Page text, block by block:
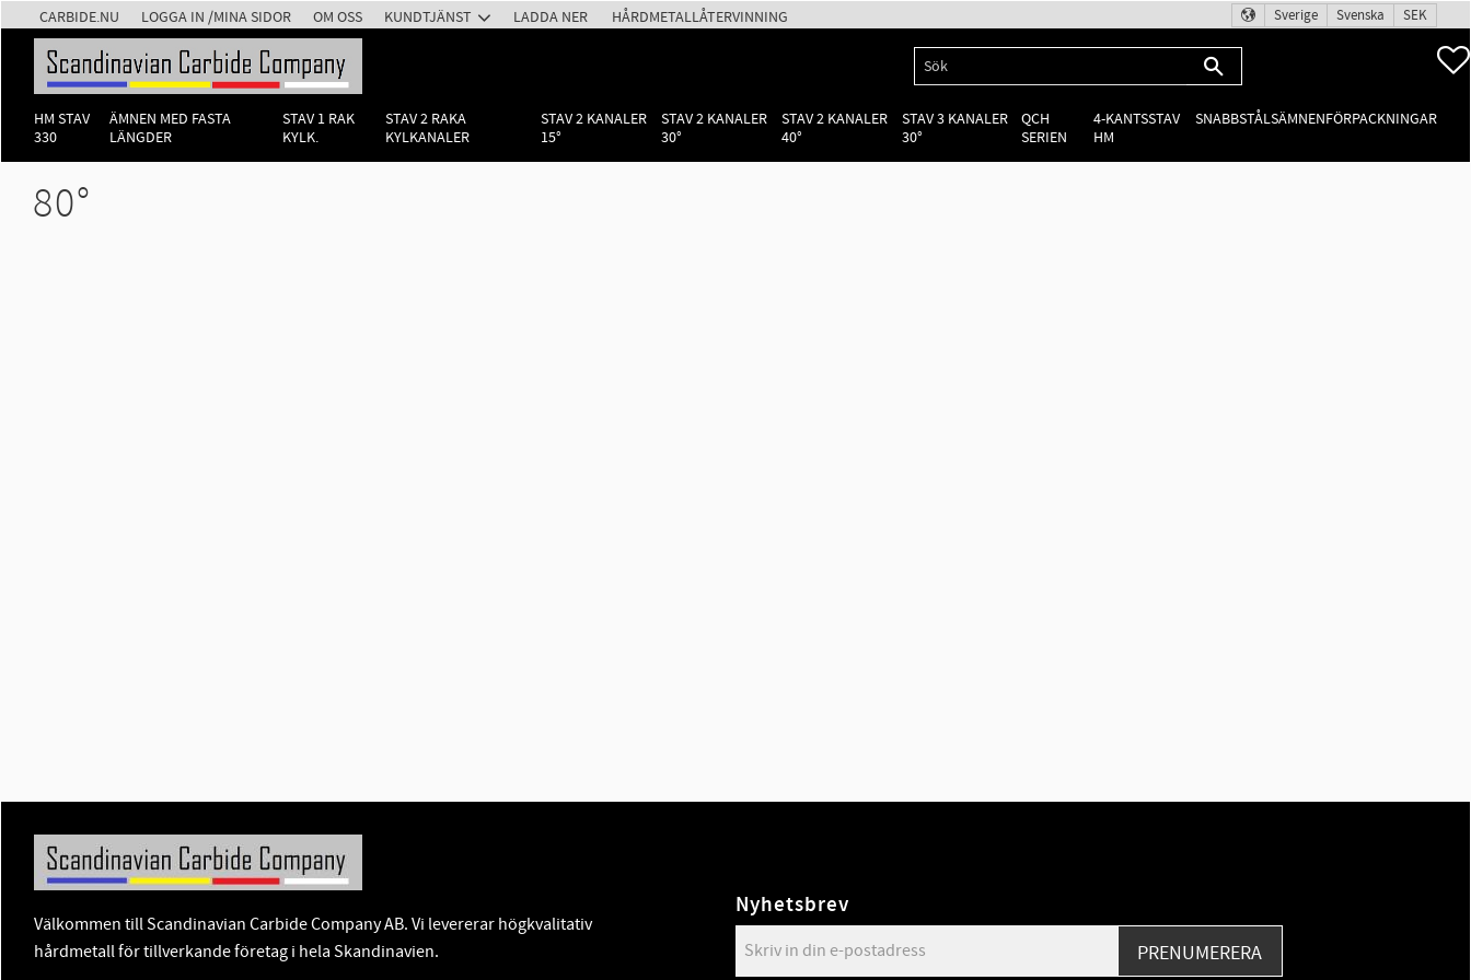
CARBIDE.NU LOGGA IN /MINA SIDOR OM OSS KUNDTJÄNST LADDA NER HÅRDMETALLÅTERVINNING Sverige Svenska SEK
HM STAV
330
ÄMNEN MED FASTA
LÄNGDER
STAV 1 RAK
KYLK.
STAV 2 RAKA
KYLKANALER
STAV 2 KANALER
15°
STAV 2 KANALER
30°
STAV 2 KANALER
40°
STAV 3 KANALER
30°
QCH
SERIEN
4-KANTSSTAV
HM
SNABBSTÅLSÄMNENFÖRPACKNINGAR
80°
Välkommen till Scandinavian Carbide Company AB. Vi levererar högkvalitativ
hårdmetall för tillverkande företag i hela Skandinavien.
Nyhetsbrev
PRENUMERERA